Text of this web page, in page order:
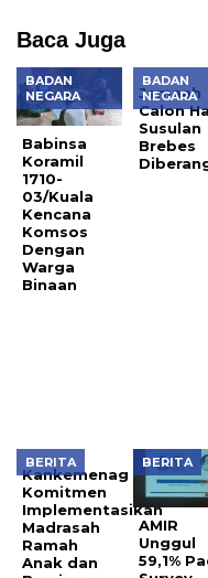
Baca Juga
BADAN
NEGARA
Babinsa
Koramil
1710-
03/Kuala
Kencana
Komsos
Dengan
Warga
Binaan
BADAN
NEGARA
Jamaah
Calon
Susulan
Brebes
BERITA
Kankemenag
Komitmen
Implementasikan
Madrasah
Ramah
Anak dan
BERITA
AMIR
Unggul
59,1%